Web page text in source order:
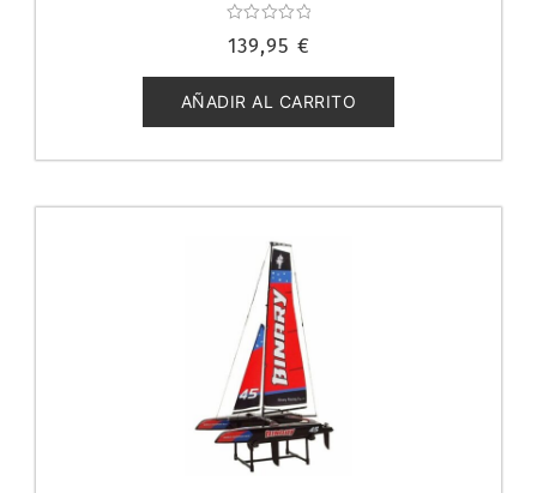
con
de
5
139,95 €
AÑADIR AL CARRITO